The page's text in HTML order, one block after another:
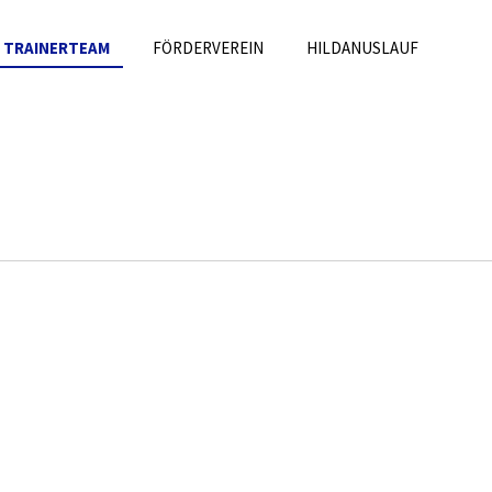
TRAINERTEAM FÖRDERVEREIN HILDANUSLAUF